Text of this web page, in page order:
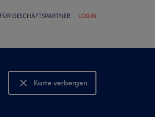
FÜR GESCHÄFTSPARTNER LOGIN
Karte verbergen
Karte anzeigen